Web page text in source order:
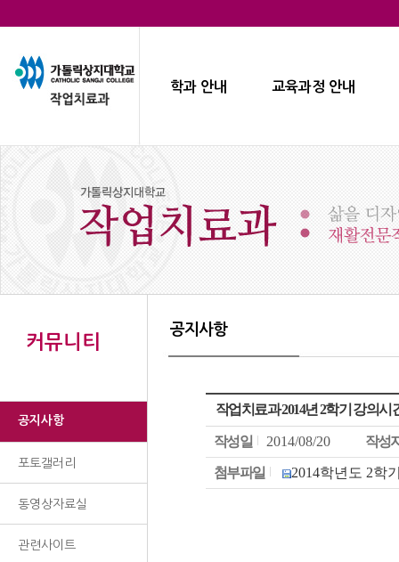
학과 안내 교육과정 안내
커뮤니티
공지사항
포토갤러리
동영상자료실
관련사이트
공지사항
작업치료과 2014년 2학기 강의시
작성일 2014/08/20 작성
첨부파일 2014학년도 2학